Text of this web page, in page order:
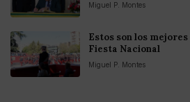
Miguel P. Montes
Estos son los
Fiesta Nacional
Miguel P. Montes